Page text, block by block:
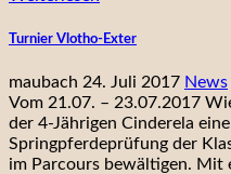
Turnier Vlotho-Exter
maubach 24. Juli 2017 News
Vom 21.07. – 23.07.2017
der 4-Jährigen Cinderela
Springpferdeprüfung der
im Parcours bewältigen. Mit